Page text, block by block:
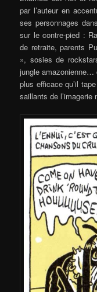
par l’auteur en
ses personnages
sur le contre-pied :
de retraite, parents
», sosies de
jungle amazonienne…
plus efficace qu’il
saillants de l’imagerie